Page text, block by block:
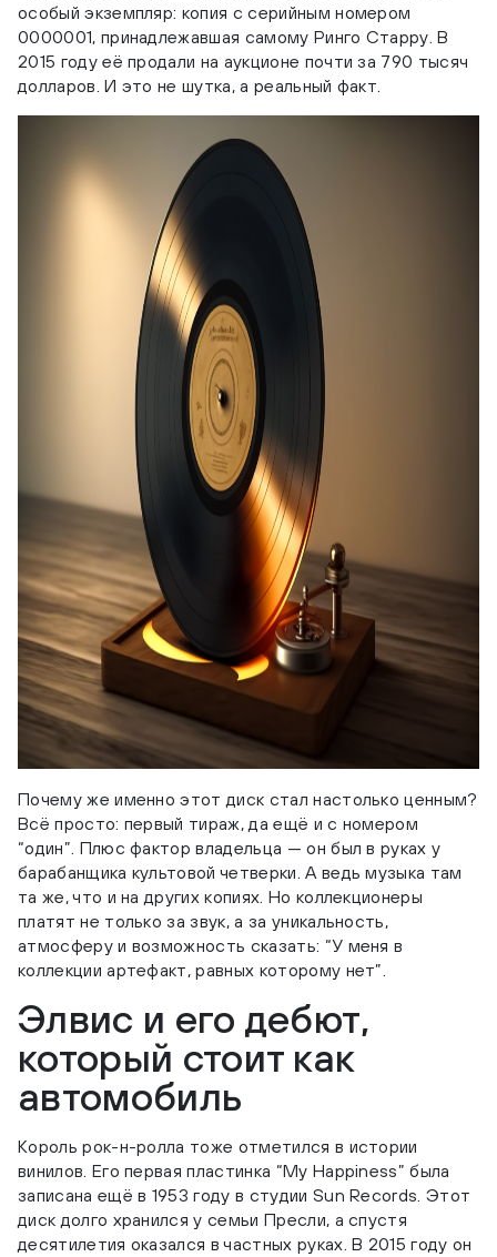
особый экземпляр: копия с серийным номером
0000001, принадлежавшая самому Ринго Старру. В
2015 году её продали на аукционе почти за 790 тысяч
долларов. И это не шутка, а реальный факт.
Почему же именно этот диск стал настолько ценным?
Всё просто: первый тираж, да ещё и с номером
“один”. Плюс фактор владельца — он был в руках у
барабанщика культовой четверки. А ведь музыка там
та же, что и на других копиях. Но коллекционеры
платят не только за звук, а за уникальность,
атмосферу и возможность сказать: “У меня в
коллекции артефакт, равных которому нет”.
Элвис и его дебют,
который стоит как
автомобиль
Король рок-н-ролла тоже отметился в истории
винилов. Его первая пластинка “My Happiness” была
записана ещё в 1953 году в студии Sun Records. Этот
диск долго хранился у семьи Пресли, а спустя
десятилетия оказался в частных руках. В 2015 году он